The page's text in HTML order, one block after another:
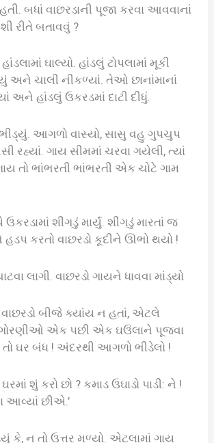
બધાં વાછરડાની પૂજા કરવા આવવાનાં
રીતે બતાવવું ?
ઘાલ્યો. હાંડલું ટોપલામાં મૂકી
અને ચાલી નીકળ્યાં. તેઓ છાનાંમાનાં
અને હાંડલું ઉકરડમાં દાટી દીધું.
આગળો વાસ્યો, સાસુ વહુ ગુપચુપ
રહ્યાં. ગાય સીમમાં ચરવા ગયેલી, ત્યાં
તો ભાંભરતી ભાંભરતી એક ચોટે ગામ
ઉકરડામાં શીંગડું માર્યું. શીંગડું મારતાં જ
કરતો વાછરડો કૂદીને ઊભો થયો !
લાગી. વાછરડો ગાયને ધાવવા માંડ્યો
બીજે ક્યાંય ન હતાં, એટલે
એક પછી એક ઘઉંલાને પૂજવા
ઘર બંધ ! અંદરથી આગળો ભીડેલો !
શું કરો છો ? કમાડ ઉઘાડો પાડી: ને !
છીએ.’
કે, ન તો ઉત્તર મળ્યો. એટલામાં ગાય